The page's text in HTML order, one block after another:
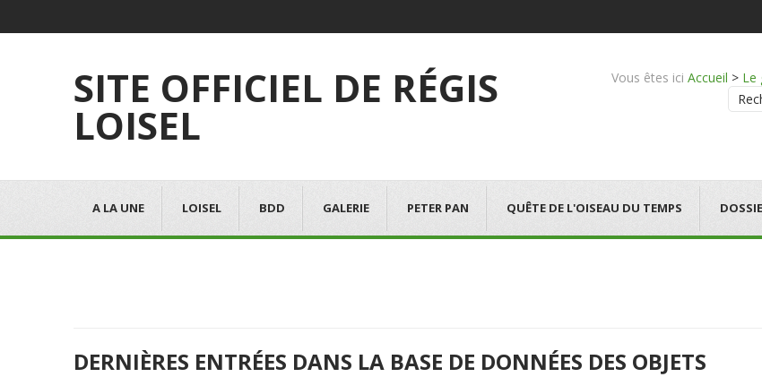
SITE OFFICIEL DE RÉGIS
LOISEL
Vous êtes ici Accueil > Le
A LA UNE LOISEL BDD GALERIE PETER PAN QUÊTE DE L'OISEAU DU TEMPS
DERNIÈRES ENTRÉES DANS LA BASE DE DONNÉES DES OBJETS